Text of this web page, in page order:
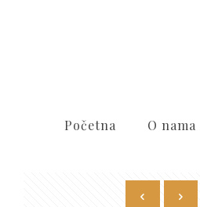
Početna O nama